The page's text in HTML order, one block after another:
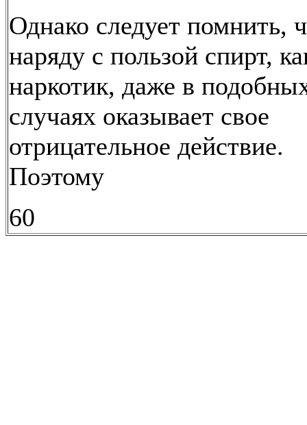
Однако следует помнить,
наряду с пользой спирт,
наркотик, даже в
случаях оказывает свое
отрицательное действие.
Поэтому
60